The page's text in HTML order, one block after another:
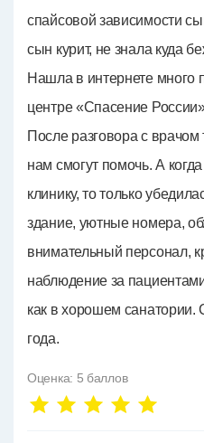
спайсовой зависимости
сын курит, не знала куда
Нашла в интернете много
центре «Спасение
После разговора с врачом
нам смогут помочь. А
клинику, то только
здание, уютные номера,
внимательный персонал,
наблюдение за
как в хорошем санатории.
года.
Оценка: 5 баллов